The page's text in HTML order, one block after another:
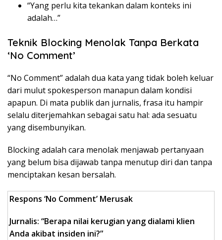
“Yang perlu kita tekankan dalam konteks ini
adalah…”
Teknik Blocking Menolak Tanpa Berkata
‘No Comment’
“No Comment” adalah dua kata yang tidak boleh keluar
dari mulut spokesperson manapun dalam kondisi
apapun. Di mata publik dan jurnalis, frasa itu hampir
selalu diterjemahkan sebagai satu hal: ada sesuatu
yang disembunyikan.
Blocking adalah cara menolak menjawab pertanyaan
yang belum bisa dijawab tanpa menutup diri dan tanpa
menciptakan kesan bersalah.
Respons ‘No Comment’ Merusak
Jurnalis: “Berapa nilai kerugian yang dialami klien
Anda akibat insiden ini?”